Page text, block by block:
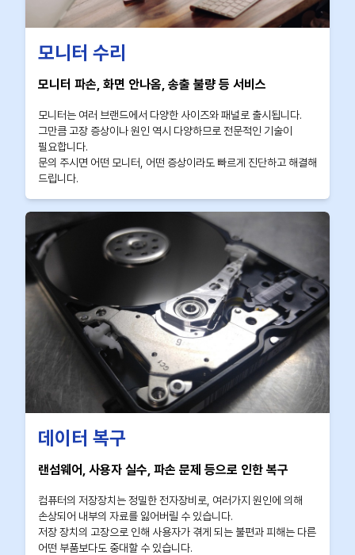
모니터 수리
모니터 파손, 화면 안나옴, 송출 불량 등 서비스
모니터는 여러 브랜드에서 다양한 사이즈와 패널로 출시됩니다.
그만큼 고장 증상이나 원인 역시 다양하므로 전문적인 기술이
필요합니다.
문의 주시면 어떤 모니터, 어떤 증상이라도 빠르게 진단하고 해결해
드립니다.
데이터 복구
랜섬웨어, 사용자 실수, 파손 문제 등으로 인한 복구
컴퓨터의 저장장치는 정밀한 전자장비로, 여러가지 원인에 의해
손상되어 내부의 자료를 잃어버릴 수 있습니다.
저장 장치의 고장으로 인해 사용자가 겪게 되는 불편과 피해는 다른
어떤 부품보다도 중대할 수 있습니다.